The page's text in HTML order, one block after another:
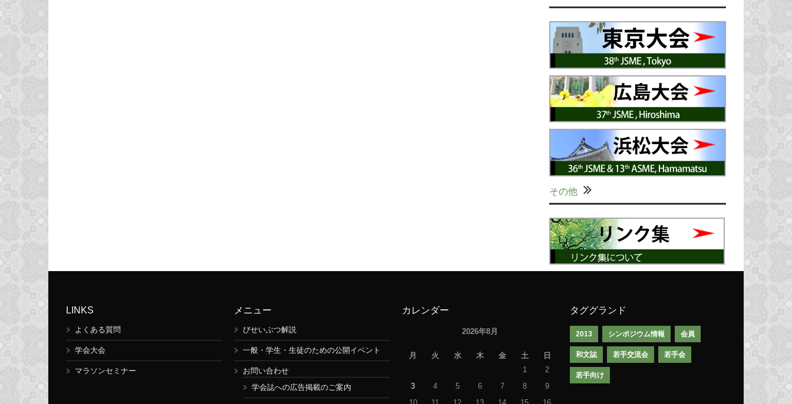
その他
LINKS
よくある質問
学会大会
マラソンセミナー
メニュー
びせいぶつ解説
一般・学生・生徒のための公開イベント
お問い合わせ
学会誌への広告掲載のご案内
カレンダー
2026年8月
月 火 水 木 金 土
日
1
2
3
4 5 6 7 8
9
タググランド
2013 シンポジウム情報 会員
和文誌 若手交流会 若手会
若手向け